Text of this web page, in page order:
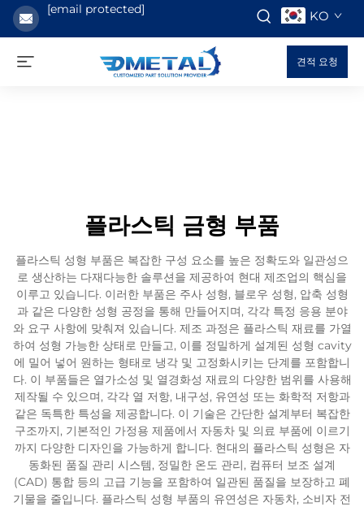
[email protected] KO
견적 요청
플라스틱 금형 부품
플라스틱 성형 부품은 복잡한 구성 요소를 높은 정확도와 일관성으
로 생산하는 다재다능한 솔루션을 제공하여 현대 제조업의 핵심을
이루고 있습니다. 이러한 부품은 주사 성형, 블로우 성형, 압축 성형
과 같은 다양한 성형 공정을 통해 만들어지며, 각각 특정 응용 분야
와 요구 사항에 맞춰져 있습니다. 제조 과정은 플라스틱 재료를 가열
하여 성형 가능한 상태로 만들고, 이를 정밀하게 설계된 성형 cavity
에 밀어 넣어 원하는 형태로 냉각 및 고정화시키는 단계를 포함합니
다. 이 부품들은 열가소성 및 열경화성 재료의 다양한 범위를 사용해
제작될 수 있으며, 각각 열 저항, 내구성, 유연성 또는 화학적 저항과
같은 독특한 특성을 제공합니다. 이 기술은 간단한 설계부터 복잡한
구조까지, 기본적인 가정용 제품에서 자동차 및 의료 부품에 이르기
까지 다양한 디자인을 가능하게 합니다. 현대의 플라스틱 성형은 자
동화된 품질 관리 시스템, 정밀한 온도 관리, 컴퓨터 보조 설계
(CAD) 통합 등의 고급 기능을 포함하여 일관된 품질을 보장하고 폐
기물을 줄입니다. 플라스틱 성형 부품의 유연성은 자동차, 소비자 전